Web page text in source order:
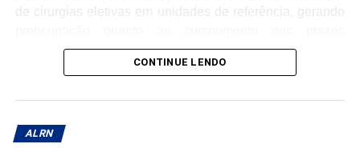
de cirurgias eletivas em unidades de referência, gerando
estabelecidos em acordos recentes. Paralelamente, a
regularização do calendário de pagamentos para
dessa parcela da sociedade.
CONTINUE LENDO
ALRN